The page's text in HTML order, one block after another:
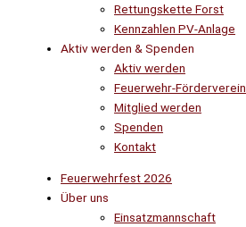
Rettungskette Forst
Kennzahlen PV-Anlage
Aktiv werden & Spenden
Aktiv werden
Feuerwehr-Förderverein
Mitglied werden
Spenden
Kontakt
Feuerwehrfest 2026
Über uns
Einsatzmannschaft